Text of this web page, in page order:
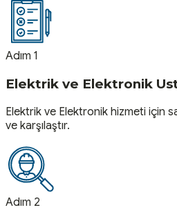
Adım 1
Elektrik ve Elektronik
Elektrik ve Elektronik hizmeti için
ve karşılaştır.
Adım 2